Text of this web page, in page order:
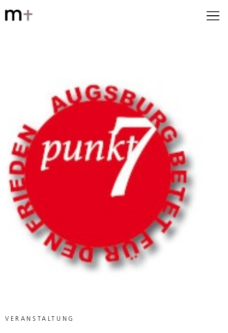
VERANSTALTUNG